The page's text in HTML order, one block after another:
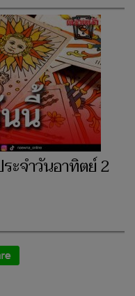
ะจำวันอาทิตย์ 2